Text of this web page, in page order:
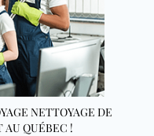
NETTOYAGE DE
AU QUÉBEC !